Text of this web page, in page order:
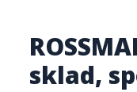
sklad,